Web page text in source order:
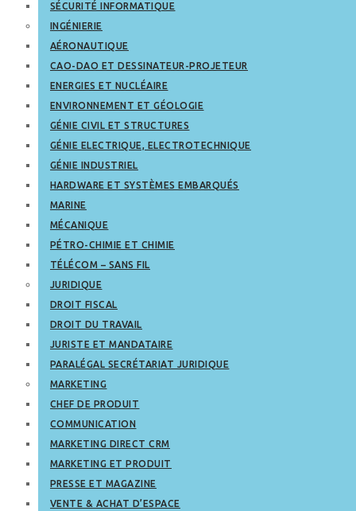
SÉCURITÉ INFORMATIQUE
INGÉNIERIE
AÉRONAUTIQUE
CAO-DAO ET DESSINATEUR-PROJETEUR
ENERGIES ET NUCLÉAIRE
ENVIRONNEMENT ET GÉOLOGIE
GÉNIE CIVIL ET STRUCTURES
GÉNIE ELECTRIQUE, ELECTROTECHNIQUE
GÉNIE INDUSTRIEL
HARDWARE ET SYSTÈMES EMBARQUÉS
MARINE
MÉCANIQUE
PÉTRO-CHIMIE ET CHIMIE
TÉLÉCOM – SANS FIL
JURIDIQUE
DROIT FISCAL
DROIT DU TRAVAIL
JURISTE ET MANDATAIRE
PARALÉGAL SECRÉTARIAT JURIDIQUE
MARKETING
CHEF DE PRODUIT
COMMUNICATION
MARKETING DIRECT CRM
MARKETING ET PRODUIT
PRESSE ET MAGAZINE
VENTE & ACHAT D’ESPACE